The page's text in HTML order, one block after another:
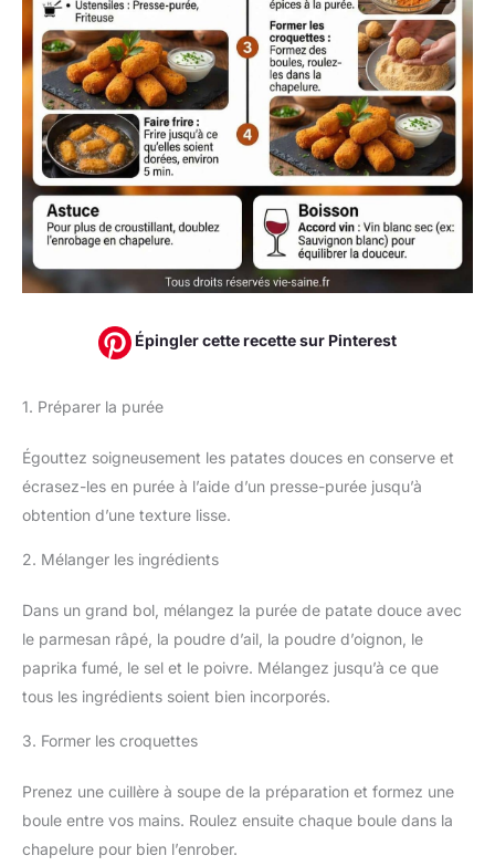
Épingler cette recette sur Pinterest
1. Préparer la purée
Égouttez soigneusement les patates douces en conserve et
écrasez-les en purée à l’aide d’un presse-purée jusqu’à
obtention d’une texture lisse.
2. Mélanger les ingrédients
Dans un grand bol, mélangez la purée de patate douce avec
le parmesan râpé, la poudre d’ail, la poudre d’oignon, le
paprika fumé, le sel et le poivre. Mélangez jusqu’à ce que
tous les ingrédients soient bien incorporés.
3. Former les croquettes
Prenez une cuillère à soupe de la préparation et formez une
boule entre vos mains. Roulez ensuite chaque boule dans la
chapelure pour bien l’enrober.